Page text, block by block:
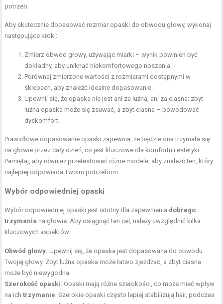
potrzeb.
Aby skutecznie dopasować rozmiar opaski do obwodu głowy, wykonaj
następujące kroki:
Zmierz obwód głowy, używając miarki – wynik powinien być
dokładny, aby uniknąć niekomfortowego noszenia.
Porównaj zmierzone wartości z rozmiarami dostępnymi w
sklepach, aby znaleźć idealne dopasowanie.
Upewnij się, że opaska nie jest ani za luźna, ani za ciasna; zbyt
luźna opaska może się zsuwać, a zbyt ciasna – powodować
dyskomfort.
Prawidłowe dopasowanie opaski zapewnia, że będzie ona trzymała się
na głowie przez cały dzień, co jest kluczowe dla komfortu i estetyki.
Pamiętaj, aby również przetestować różne modele, aby znaleźć ten, który
najlepiej odpowiada Twoim potrzebom.
Wybór odpowiedniej opaski
Wybór odpowiedniej opaski jest istotny dla zapewnienia dobrego
trzymania na głowie. Aby osiągnąć ten cel, należy uwzględnić kilka
kluczowych aspektów.
Obwód głowy: Upewnij się, że opaska jest dopasowana do obwodu
Twojej głowy. Zbyt luźna opaska może łatwo zjeżdżać, a zbyt ciasna
może być niewygodna.
Szerokość opaski: Opaski mają różne szerokości, co może mieć wpływ
na ichtrzymanie . Szerokie opaski często lepiej stabilizują hair, podczas